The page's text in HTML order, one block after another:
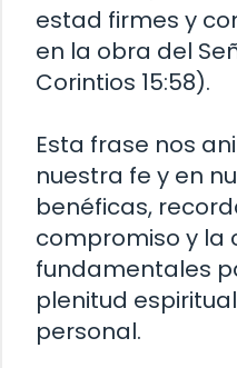
estad firmes y
en la obra del
Corintios 15:58).
Esta frase nos
nuestra fe y en
benéficas,
compromiso y la
fundamentales
plenitud
personal.